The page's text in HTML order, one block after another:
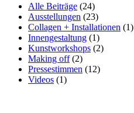
Alle Beiträge (24)
Ausstellungen (23)
Collagen + Installationen (1)
Innengestaltung (1)
Kunstworkshops (2)
Making off(2)
Pressestimmen (12)
Videos (1)